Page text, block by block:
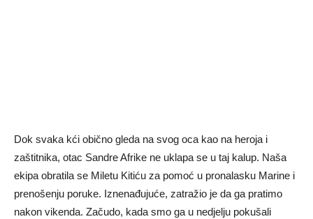
Dok svaka kći obično gleda na svog oca kao na heroja i
zaštitnika, otac Sandre Afrike ne uklapa se u taj kalup. Naša
ekipa obratila se Miletu Kitiću za pomoć u pronalasku Marine i
prenošenju poruke. Iznenađujuće, zatražio je da ga pratimo
nakon vikenda. Začudo, kada smo ga u nedjelju pokušali